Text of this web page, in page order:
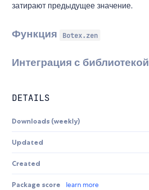
затирают предыдущее значение.
Функция Botex.zen
Интеграция с библиотекой
DETAILS
Downloads (weekly)
Updated
Created
Package score learn more